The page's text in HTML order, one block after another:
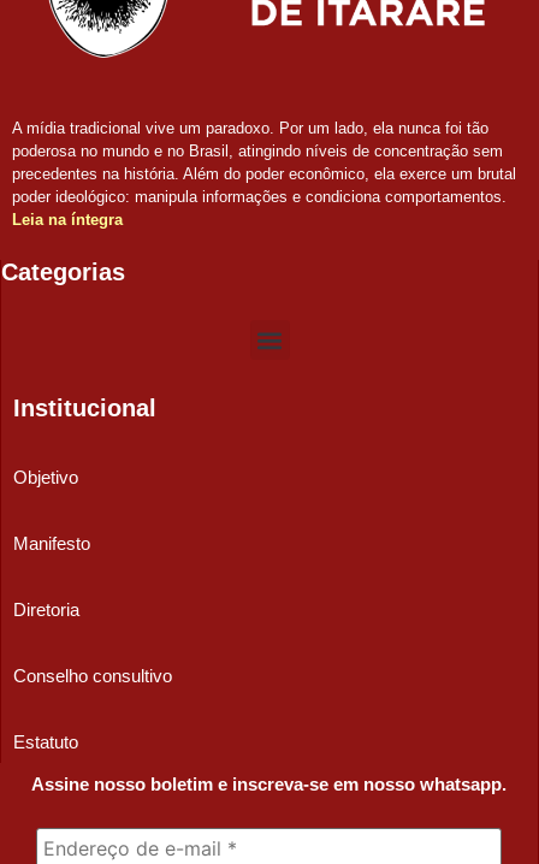
A mídia tradicional vive um paradoxo. Por um lado, ela nunca foi tão
poderosa no mundo e no Brasil, atingindo níveis de concentração sem
precedentes na história. Além do poder econômico, ela exerce um brutal
poder ideológico: manipula informações e condiciona comportamentos.
Leia na íntegra
Categorias
Institucional
Objetivo
Manifesto
Diretoria
Conselho consultivo
Estatuto
Assine nosso boletim e inscreva-se em nosso whatsapp.